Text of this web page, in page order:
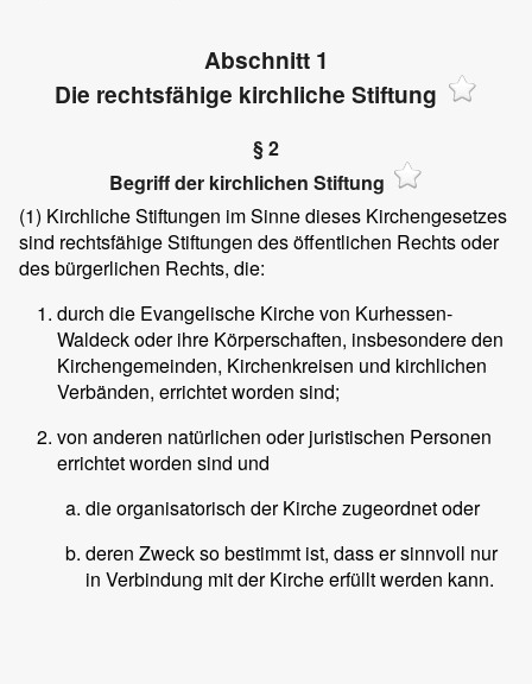
Abschnitt 1
Die rechtsfähige kirchliche Stiftung
§ 2
Begriff der kirchlichen Stiftung
(1) Kirchliche Stiftungen im Sinne dieses Kirchengesetzes
sind rechtsfähige Stiftungen des öffentlichen Rechts oder
des bürgerlichen Rechts, die:
durch die Evangelische Kirche von Kurhessen-
Waldeck oder ihre Körperschaften, insbesondere den
Kirchengemeinden, Kirchenkreisen und kirchlichen
Verbänden, errichtet worden sind;
von anderen natürlichen oder juristischen Personen
errichtet worden sind und
die organisatorisch der Kirche zugeordnet oder
deren Zweck so bestimmt ist, dass er sinnvoll nur
in Verbindung mit der Kirche erfüllt werden kann.